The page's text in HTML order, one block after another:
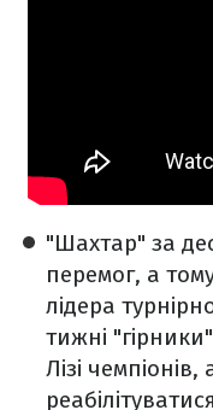
"Шахтар" за
перемог, а
лідера
тижні
Лізі